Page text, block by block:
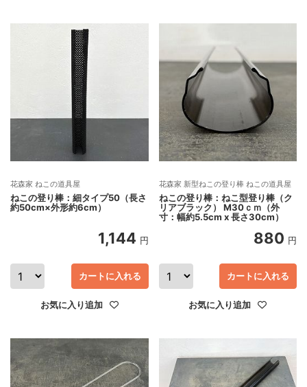
花森家 ねこの道具屋
ねこの登り棒：細タイプ50（長さ
約50cm×外形約6cm）
1,144 円
カートに入れる
お気に入り追加
花森家 新型ねこの登り棒 ねこの道具屋
ねこの登り棒：ねこ型登り棒（ク
リアブラック） M30ｃｍ（外
寸：幅約5.5cm x 長さ30cm）
880 円
カートに入れる
お気に入り追加